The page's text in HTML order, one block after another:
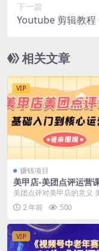
下一篇
Youtube 剪辑教程
相关文章
VIP
赚钱项目
美甲店-美团点评运营
入门到核心运营步骤
课）
美团点评对美甲店的意义
基础入门课程 美甲店美团
核心 美甲店团单...
2 年前 500
VIP